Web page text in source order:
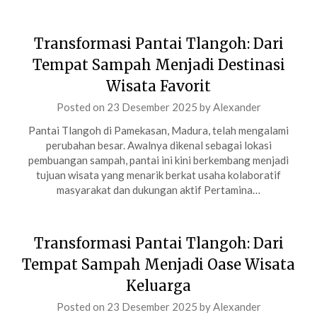
Transformasi Pantai Tlangoh: Dari
Tempat Sampah Menjadi Destinasi
Wisata Favorit
Posted on 23 Desember 2025 byAlexander
Pantai Tlangoh di Pamekasan, Madura, telah mengalami
perubahan besar. Awalnya dikenal sebagai lokasi
pembuangan sampah, pantai ini kini berkembang menjadi
tujuan wisata yang menarik berkat usaha kolaboratif
masyarakat dan dukungan aktif Pertamina…
Transformasi Pantai Tlangoh: Dari
Tempat Sampah Menjadi Oase Wisata
Keluarga
Posted on 23 Desember 2025 byAlexander